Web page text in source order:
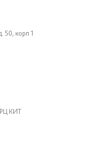
50, корп 1
КИТ